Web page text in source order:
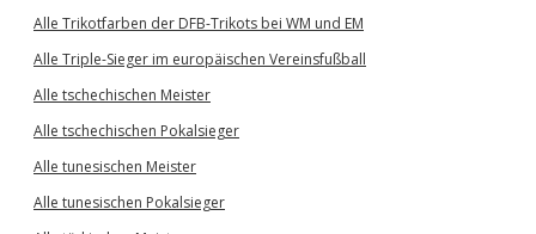
Alle Trikotfarben der DFB-Trikots bei WM und EM
Alle Triple-Sieger im europäischen Vereinsfußball
Alle tschechischen Meister
Alle tschechischen Pokalsieger
Alle tunesischen Meister
Alle tunesischen Pokalsieger